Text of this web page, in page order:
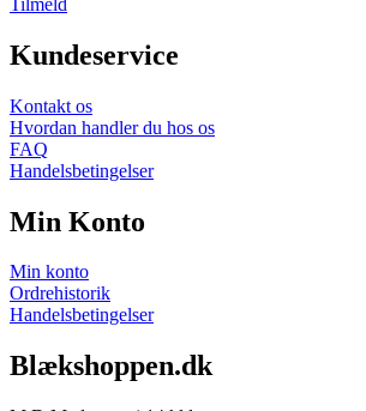
Kundeservice
Kontakt os
Hvordan handler du hos os
FAQ
Handelsbetingelser
Min Konto
Min konto
Ordrehistorik
Handelsbetingelser
Blækshoppen.dk